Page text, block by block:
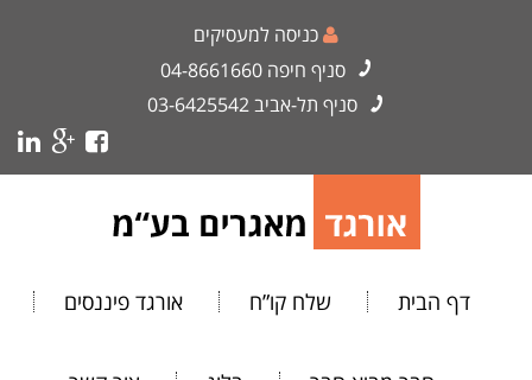
כניסה למעסיקים
סניף חיפה 04-8661660
סניף תל-אביב03-6425542
דף הבית שלח קו”ח אורגד פיננסים